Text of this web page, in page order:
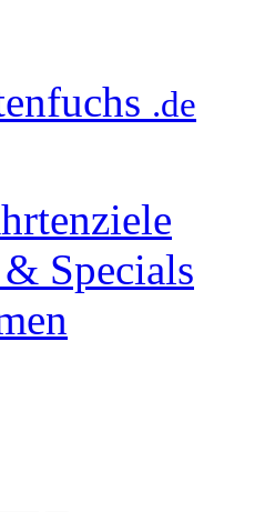
.de
Specials